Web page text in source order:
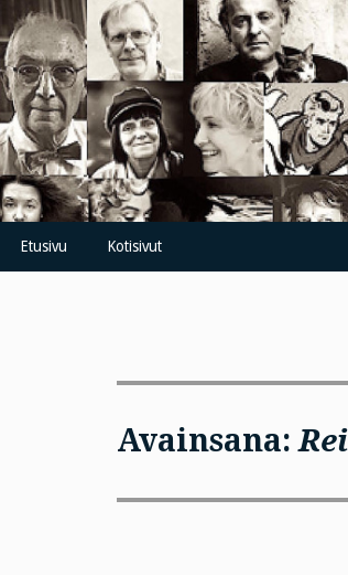
Skip
to
content
Etusivu Kotisivut
Avainsana: